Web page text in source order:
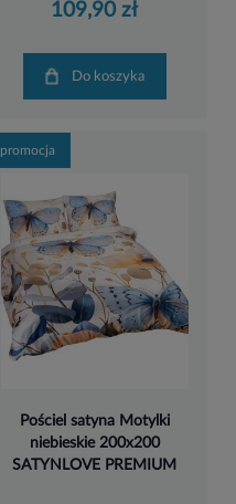
109,90 zł
Do koszyka
Pościel satyna Motylki
niebieskie 200x200
SATYNLOVE PREMIUM
promocja